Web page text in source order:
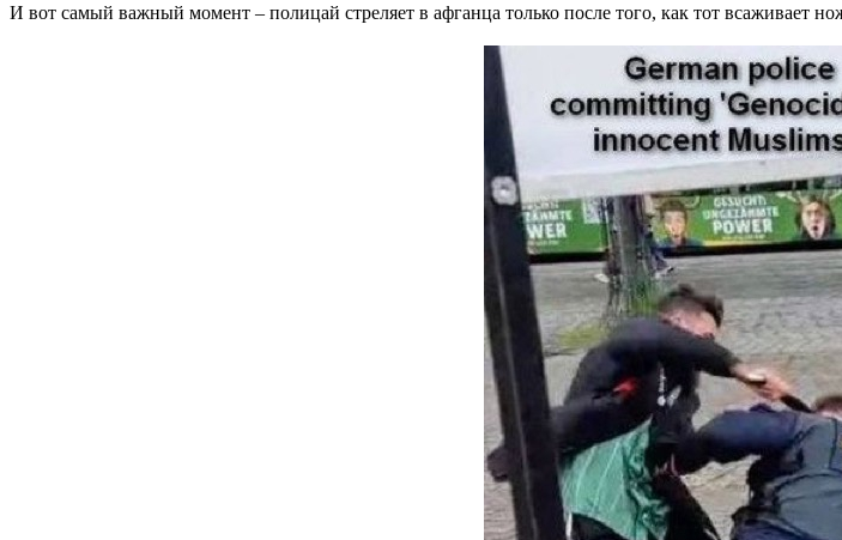
И вот самый важный момент – полицай стреляет в афганца только после того, как тот всаживает